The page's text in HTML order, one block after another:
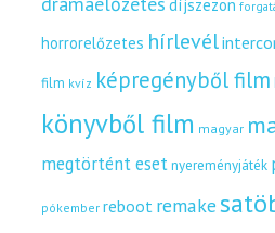
díjszezon
horrorelőzetes hírlevél
film kvíz képregényből film
könyvből film magyar
megtörtént esetnyereményjáték
pókember reboot remake